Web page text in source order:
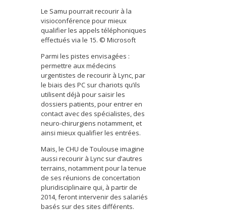
Le Samu pourrait recourir à la
visioconférence pour mieux
qualifier les appels téléphoniques
effectués via le 15. © Microsoft
Parmi les pistes envisagées :
permettre aux médecins
urgentistes de recourir à Lync, par
le biais des PC sur chariots qu’ils
utilisent déjà pour saisir les
dossiers patients, pour entrer en
contact avec des spécialistes, des
neuro-chirurgiens notamment, et
ainsi mieux qualifier les entrées.
Mais, le CHU de Toulouse imagine
aussi recourir à Lync sur d’autres
terrains, notamment pour la tenue
de ses réunions de concertation
pluridisciplinaire qui, à partir de
2014, feront intervenir des salariés
basés sur des sites différents.